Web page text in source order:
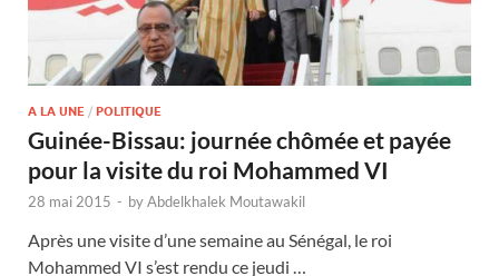
A LA UNE / POLITIQUE
Guinée-Bissau: journée chômée et payée
pour la visite du roi Mohammed VI
28 mai 2015 - byAbdelkhalek Moutawakil
Après une visite d’une semaine au Sénégal, le roi
Mohammed VI s’est rendu ce jeudi …